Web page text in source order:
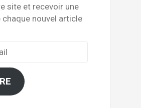
site et recevoir une
nouvel article